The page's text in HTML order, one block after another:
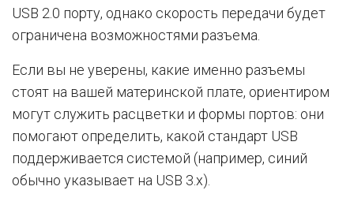
USB 2.0 порту, однако скорость передачи будет
ограничена возможностями разъема.
Если вы не уверены, какие именно разъемы
стоят на вашей материнской плате, ориентиром
могут служить расцветки и формы портов: они
помогают определить, какой стандарт USB
поддерживается системой (например, синий
обычно указывает на USB 3.x).